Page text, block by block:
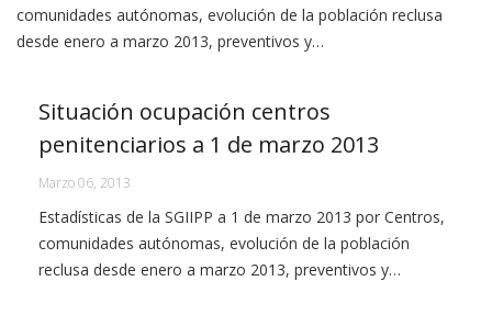
comunidades autónomas, evolución de la población reclusa
desde enero a marzo 2013, preventivos y…
Situación ocupación centros
penitenciarios a 1 de marzo 2013
Marzo 06, 2013
Estadísticas de la SGIIPP a 1 de marzo 2013 por Centros,
comunidades autónomas, evolución de la población
reclusa desde enero a marzo 2013, preventivos y…